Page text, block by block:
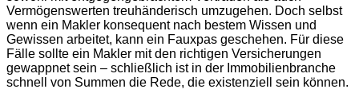
Vermögenswerten treuhänderisch umzugehen. Doch selbst
wenn ein Makler konsequent nach bestem Wissen und
Gewissen arbeitet, kann ein Fauxpas geschehen. Für diese
Fälle sollte ein Makler mit den richtigen Versicherungen
gewappnet sein – schließlich ist in der Immobilienbranche
schnell von Summen die Rede, die existenziell sein können.